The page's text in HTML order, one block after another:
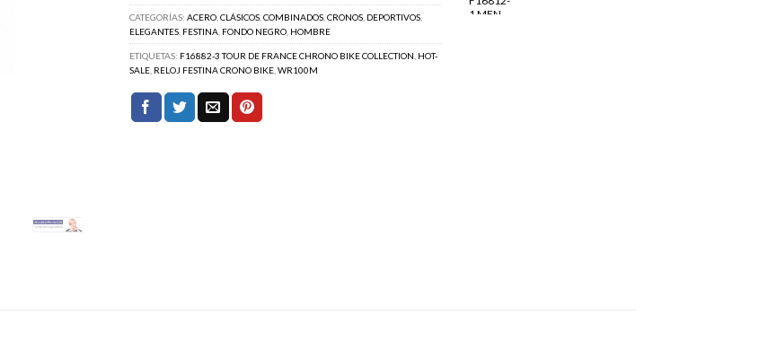
CATEGORÍAS: ACERO CLÁSICOS COMBINADOS CRONOS DEPORTIVOS
ELEGANTES FESTINA FONDO NEGRO HOMBRE
ETIQUETAS: F16882-3 TOUR DE FRANCE CHRONO BIKE COLLECTION HOT-
SALE RELOJ FESTINA CRONO BIKE WR100M